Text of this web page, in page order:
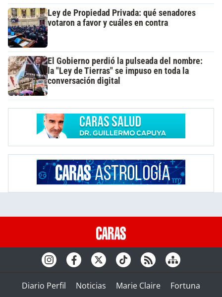
Ley de Propiedad Privada: qué senadores
votaron a favor y cuáles en contra
El Gobierno perdió la pulseada del nombre:
la "Ley de Tierras" se impuso en toda la
conversación digital
Diario Perfil Noticias Marie Claire
Fortuna